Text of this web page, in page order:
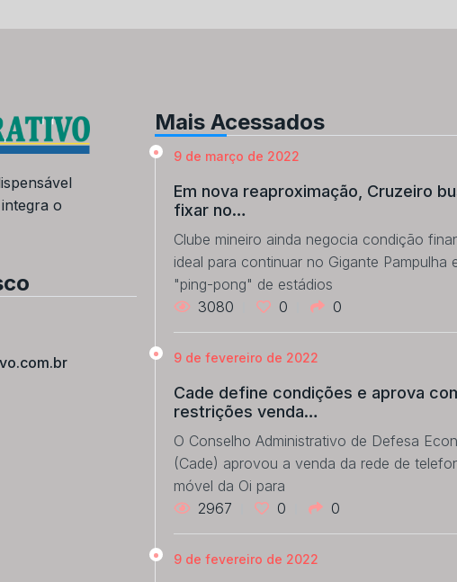
o
Mais Acessados
9 de março de 2022
Em nova reaproximação, Cruzeiro
fixar no…
Clube mineiro ainda negocia condição
ideal para continuar no Gigante Pampulha
"ping-pong" de estádios
3080
0 0
9 de fevereiro de 2022
Cade define condições e aprova
restrições venda…
O Conselho Administrativo de Defesa
(Cade) aprovou a venda da rede de
móvel da Oi para
2967
0 0
9 de fevereiro de 2022